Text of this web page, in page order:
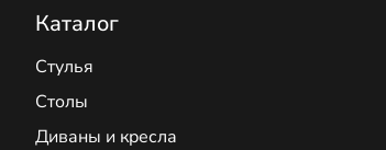
Каталог
Стулья
Столы
Диваны и кресла